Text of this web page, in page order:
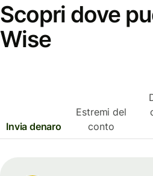
Scopri dove
Wise
Invia denaro
Estremi del
conto